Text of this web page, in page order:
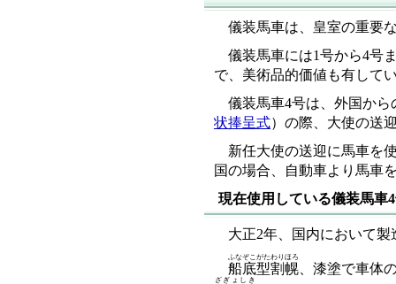
儀装馬車は、皇室の重要
儀装馬車には1号から4号
で、美術品的価値も有して
儀装馬車4号は、外国か
状捧呈式）の際、大使の送
新任大使の送迎に馬車を
国の場合、自動車より馬車
現在使用している儀装馬車
大正2年、国内において製
船底型割幌
ふなぞこがたわりほろ
、漆塗で車体
ざぎょしき